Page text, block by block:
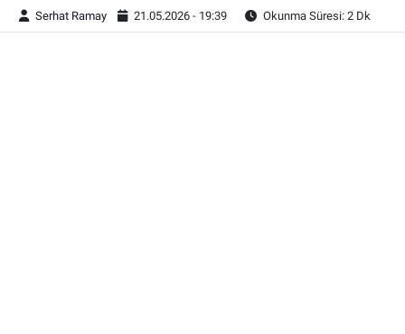
Serhat Ramay 21.05.2026 - 19:39 Okunma Süresi: 2 Dk